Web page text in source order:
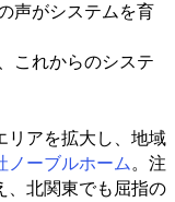
声がシステムを育
これからのシステ
リアを拡大し、地域
ノーブルホーム 。注
、北関東でも屈指の